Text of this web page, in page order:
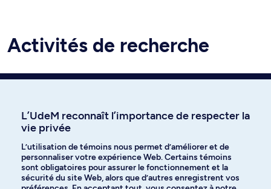
Activités de recherche
découvrant ce qu’on a écrit sur le
sujet
Voyez les thèses ou mémoires dans cette discipline
L’UdeM reconnaît l’importance de respecter la
vie privée
L’utilisation de témoins nous permet d’améliorer et de
personnaliser votre expérience Web. Certains témoins
sont obligatoires pour assurer le fonctionnement et la
sécurité du site Web, alors que d’autres enregistrent vos